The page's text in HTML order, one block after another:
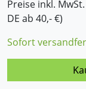
Preise inkl. MwSt.
DE ab 40,- €)
Sofort